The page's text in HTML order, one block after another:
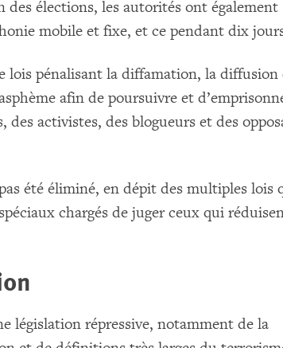
des élections, les autorités ont également
mobile et fixe, et ce pendant dix
lois pénalisant la diffamation, la diffusion
afin de poursuivre et
des activistes, des blogueurs et des
été éliminé, en dépit des multiples lois
chargés de juger ceux qui
législation répressive, notamment de la